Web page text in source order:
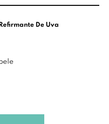
De Uva